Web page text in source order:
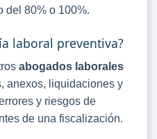
del 80% o 100%.
laboral preventiva?
abogados laborales
anexos, liquidaciones y
y riesgos de
de una fiscalización.